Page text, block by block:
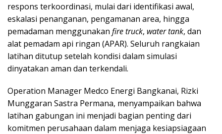
respons terkoordinasi, mulai dari identifikasi awal,
eskalasi penanganan, pengamanan area, hingga
pemadaman menggunakan fire truck, water tank, dan
alat pemadam api ringan (APAR). Seluruh rangkaian
latihan ditutup setelah kondisi dalam simulasi
dinyatakan aman dan terkendali.
Operation Manager Medco Energi Bangkanai, Rizki
Munggaran Sastra Permana, menyampaikan bahwa
latihan gabungan ini menjadi bagian penting dari
komitmen perusahaan dalam menjaga kesiapsiagaan